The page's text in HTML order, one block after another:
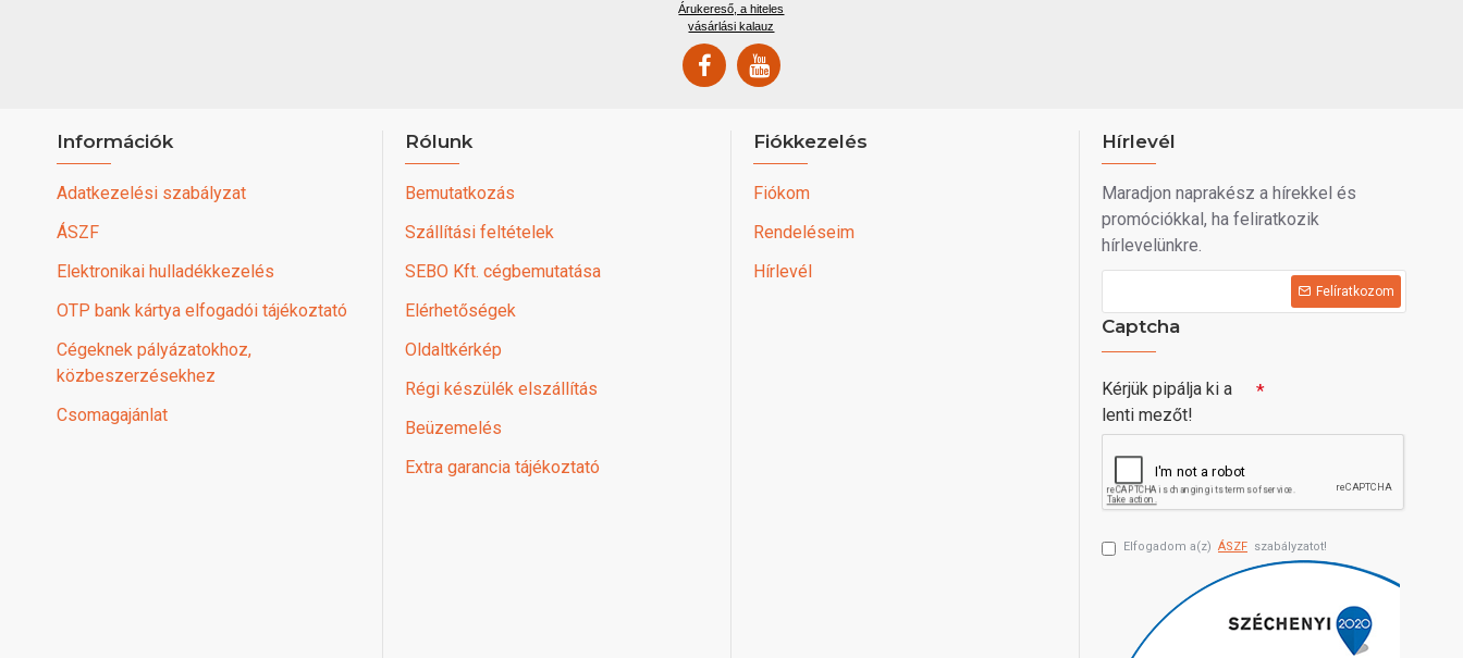
Árukereső, a hiteles
vásárlási kalauz
Információk
Adatkezelési szabályzat
ÁSZF
Elektronikai hulladékkezelés
OTP bank kártya elfogadói tájékoztató
Cégeknek pályázatokhoz,
közbeszerzésekhez
Csomagajánlat
Rólunk
Bemutatkozás
Szállítási feltételek
SEBO Kft. cégbemutatása
Elérhetőségek
Oldaltkérkép
Régi készülék elszállítás
Beüzemelés
Extra garancia tájékoztató
Fiókkezelés
Fiókom
Rendeléseim
Hírlevél
Hírlevél
Maradjon naprakész a hírekkel és
promóciókkal, ha feliratkozik
hírlevelünkre.
Felíratkozom
Captcha
Kérjük pipálja ki a
lenti mezőt!
Elfogadom a(z) ÁSZF szabályzatot!